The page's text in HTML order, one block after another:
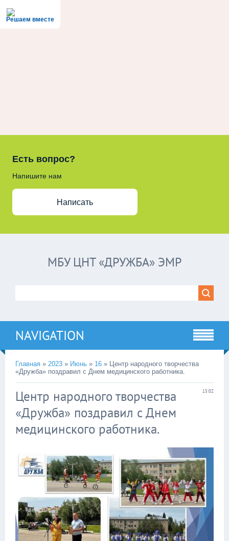
Решаем вместе
Есть вопрос?
Напишите нам
Написать
МБУ ЦНТ «ДРУЖБА» ЭМР
NAVIGATION
Главная » 2023 » Июнь » 16 » Центр народного творчества
«Дружба» поздравил с Днем медицинского работника.
15:02
Центр народного творчества
«Дружба» поздравил с Днем
медицинского работника.